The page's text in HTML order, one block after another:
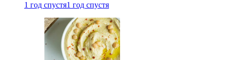
1 год спустя1 год спустя